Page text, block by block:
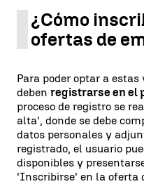
¿Cómo
ofertas de
Para poder optar a
deben registrarse en el
proceso de registro se
alta', donde se debe
datos personales y
registrado, el usuario
disponibles y
'Inscribirse' en la oferta